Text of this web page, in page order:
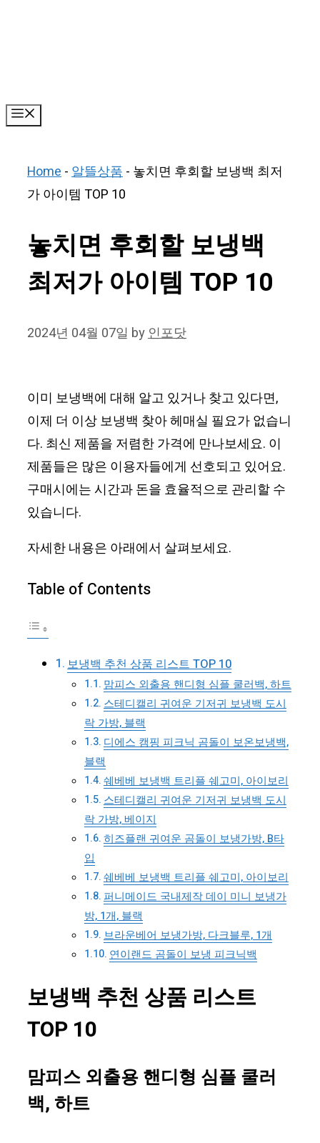
Home-알뜰상품- 놓치면 후회할 보냉백 최저
가 아이템 TOP 10
놓치면 후회할 보냉백
최저가 아이템 TOP 10
2024년 04월 07일 by인포닷
이미 보냉백에 대해 알고 있거나 찾고 있다면,
이제 더 이상 보냉백 찾아 헤매실 필요가 없습니
다. 최신 제품을 저렴한 가격에 만나보세요. 이
제품들은 많은 이용자들에게 선호되고 있어요.
구매시에는 시간과 돈을 효율적으로 관리할 수
있습니다.
자세한 내용은 아래에서 살펴보세요.
Table of Contents
보냉백 추천 상품 리스트 TOP 10
맘피스 외출용 핸디형 심플 쿨러백, 하트
스테디캘리 귀여운 기저귀 보냉백 도시
락 가방, 블랙
디에스 캠핑 피크닉 곰돌이 보온보냉백,
블랙
쉐베베 보냉백 트리플 쉐고미, 아이보리
스테디캘리 귀여운 기저귀 보냉백 도시
락 가방, 베이지
히즈플랜 귀여운 곰돌이 보냉가방, B타
입
쉐베베 보냉백 트리플 쉐고미, 아이보리
퍼니메이드 국내제작 데이 미니 보냉가
방, 1개, 블랙
브라운베어 보냉가방, 다크블루, 1개
연이랜드 곰돌이 보냉 피크닉백
보냉백 추천 상품 리스트
TOP 10
맘피스 외출용 핸디형 심플 쿨러
백, 하트